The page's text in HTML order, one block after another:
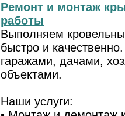
Ремонт и монтаж
работы
Выполняем
быстро и
гаражами, дачами,
объектами.
Наши услуги: